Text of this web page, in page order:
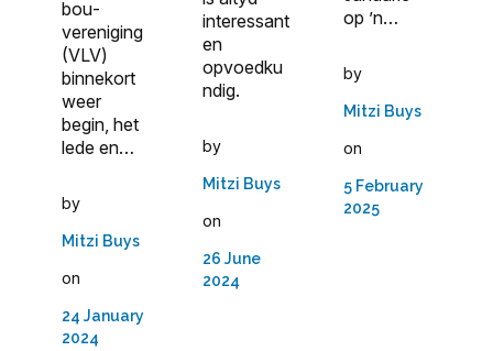
bou­
vereniging
(VLV)
binnekort
weer
begin, het
lede en…
by
Mitzi Buys
on
24 January
2024
interessant
en
opvoedku
ndig.
by
Mitzi Buys
on
26 June
2024
op ’n…
by
Mitzi Buys
on
5 February
2025